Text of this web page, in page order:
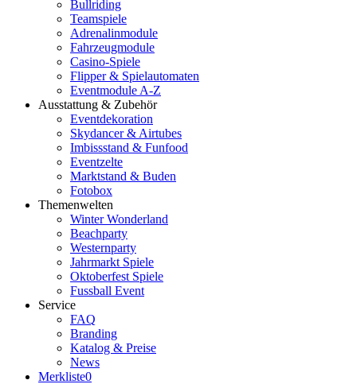
Bullriding
Teamspiele
Adrenalinmodule
Fahrzeugmodule
Casino-Spiele
Flipper & Spielautomaten
Eventmodule A-Z
Ausstattung & Zubehör
Eventdekoration
Skydancer & Airtubes
Imbissstand & Funfood
Eventzelte
Marktstand & Buden
Fotobox
Themenwelten
Winter Wonderland
Beachparty
Westernparty
Jahrmarkt Spiele
Oktoberfest Spiele
Fussball Event
Service
FAQ
Branding
Katalog & Preise
News
Merkliste0